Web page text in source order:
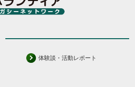
体験談・活動レポート